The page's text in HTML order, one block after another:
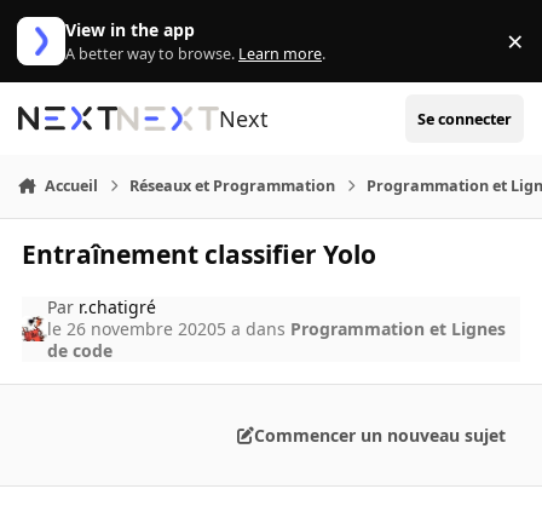
Aller au contenu
View in the app
A better way to browse. Learn more. ×
Next Se connecter
Accueil Réseaux et Programmation Programmation et
Entraînement classifier Yolo
Par r.chatigré
le 26 novembre 20205 a dans Programmation et Lignes
de code
Commencer un nouveau sujet